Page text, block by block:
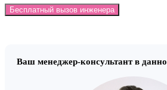
Бесплатный вызов инженера
Ваш менеджер-консультант в